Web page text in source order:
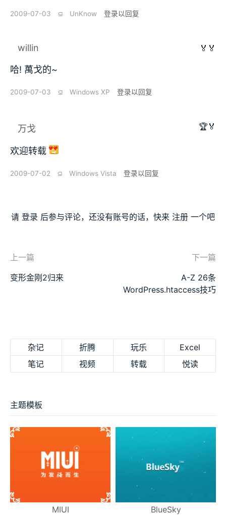
2009-07-03 ⫑ UnKnow 登录以回复
willin 🏅🏅
哈! 萬戈的~
2009-07-03 ⫑ Windows XP 登录以回复
万戈 🏆🏅
欢迎转载
2009-07-02 ⫑ Windows Vista 登录以回复
请 登录 后参与评论，还没有账号的话，快来 注册 一个吧
上一篇
变形金刚2归来
下一篇
A-Z 26条
WordPress.htaccess技巧
杂记 折腾 玩乐
Excel
笔记
视频 转载 悦读
主题模板
MIUI BlueSky